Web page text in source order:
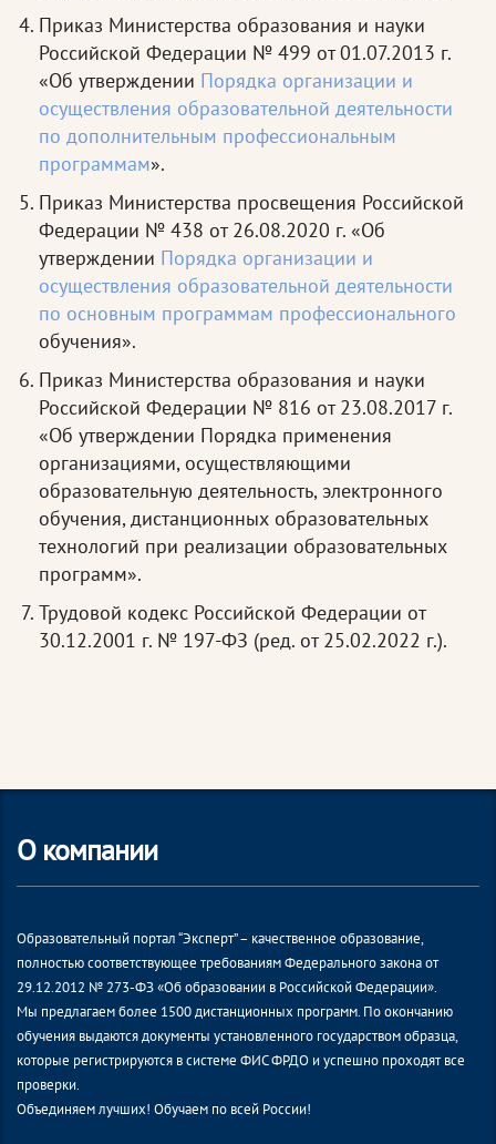
Приказ Министерства образования и науки
Российской Федерации № 499 от 01.07.2013 г.
«Об утверждении Порядка организации и
осуществления образовательной деятельности
по дополнительным профессиональным
программам».
Приказ Министерства просвещения Российской
Федерации № 438 от 26.08.2020 г. «Об
утверждении Порядка организации и
осуществления образовательной деятельности
по основным программам профессионального
обучения».
Приказ Министерства образования и науки
Российской Федерации № 816 от 23.08.2017 г.
«Об утверждении Порядка применения
организациями, осуществляющими
образовательную деятельность, электронного
обучения, дистанционных образовательных
технологий при реализации образовательных
программ».
Трудовой кодекс Российской Федерации от
30.12.2001 г. № 197-ФЗ (ред. от 25.02.2022 г.).
О компании
Образовательный портал “Эксперт” – качественное образование,
полностью соответствующее требованиям Федерального закона от
29.12.2012 № 273-ФЗ «Об образовании в Российской Федерации».
Мы предлагаем более 1500 дистанционных программ. По окончанию
обучения выдаются документы установленного государством образца,
которые регистрируются в системе ФИС ФРДО и успешно проходят все
проверки.
Объединяем лучших! Обучаем по всей России!